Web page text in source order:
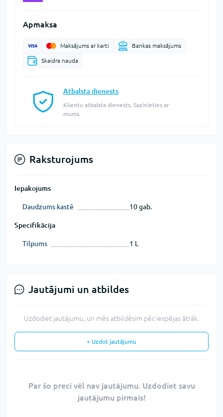
Apmaksa
Maksājums ar karti Bankas maksājums
Skaidra nauda
Atbalsta dienests
Klientu atbalsta dienests. Sazinieties ar
mums.
Raksturojums
Iepakojums
Daudzums kastē 10 gab.
Specifikācija
Tilpums 1 L
Jautājumi un atbildes
Uzdodiet jautājumu, un mēs atbildēsim pēc iespējas ātrāk.
+ Uzdot jautājumu
Par šo preci vēl nav jautājumu. Uzdodiet savu
jautājumu pirmais!